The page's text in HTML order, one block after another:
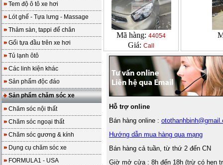
Tem độ ô tô xe hơi
Lót ghế - Tựa lưng - Massage
Thảm sàn, tappi để chân
Gối tựa đầu trên xe hơi
Tủ lạnh ôtô
Các linh kiện khác
Sản phẩm độc đáo
Sản phẩm chăm sóc xe
Chăm sóc nội thất
Chăm sóc ngoại thất
Chăm sóc gương & kính
Dụng cụ chăm sóc xe
FORMULA1 - USA
Mã hàng: 44054
Giá: Call
Hỗ trợ online
Bán hàng online :
Hướng dẫn mua hàng qua mạng
Bán hàng cả tuần, từ thứ 2 đến CN
Giờ mở cửa : 8h đến 18h (trừ có hẹn